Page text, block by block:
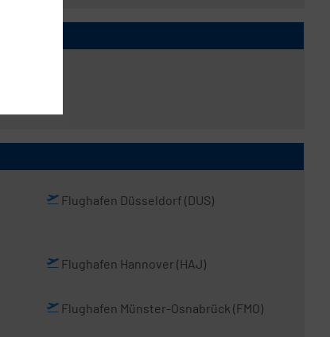
Flughafen Düsseldorf (DUS)
Flughafen Hannover (HAJ)
Flughafen Münster-Osnabrück (FMO)